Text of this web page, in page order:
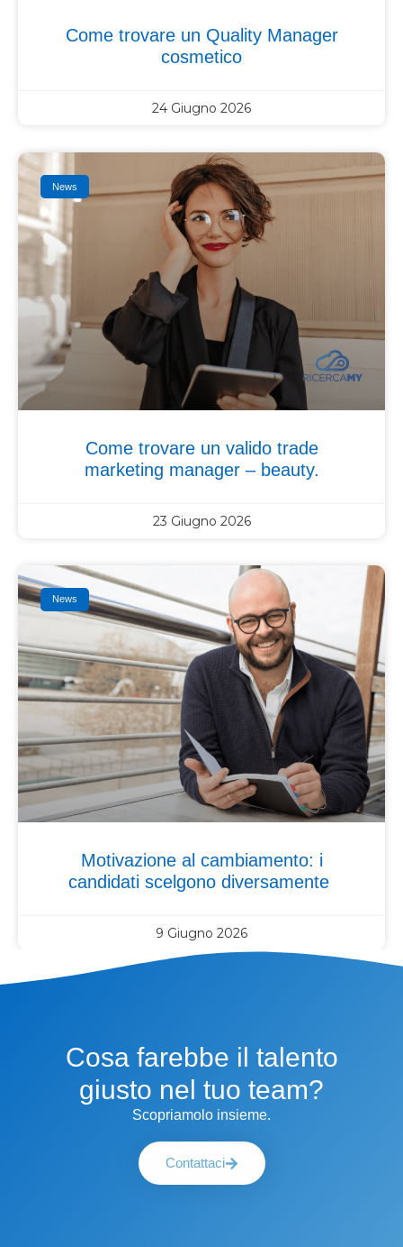
Come trovare un Quality Manager
cosmetico
24 Giugno 2026
News
Come trovare un valido trade
marketing manager – beauty.
23 Giugno 2026
News
Motivazione al cambiamento: i
candidati scelgono diversamente
9 Giugno 2026
Cosa farebbe il talento
giusto nel tuo team?
Scopriamolo insieme.
Contattaci